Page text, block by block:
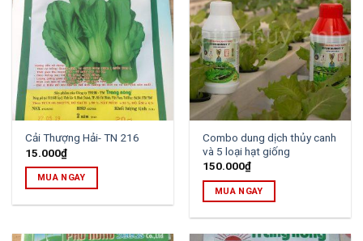
Cải Thượng Hải- TN 216
15.000₫
MUA NGAY
Combo dung dịch thủy canh
và 5 loại hạt giống
150.000₫
MUA NGAY